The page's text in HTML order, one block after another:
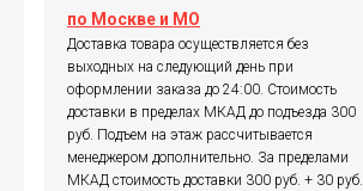
по Москве и МО
Доставка товара осуществляется без
выходных на следующий день при
оформлении заказа до 24:00. Стоимость
доставки в пределах МКАД до подъезда 300
руб. Подъем на этаж рассчитывается
менеджером дополнительно. За пределами
МКАД стоимость доставки 300 руб. + 30 руб.